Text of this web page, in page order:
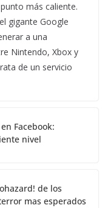
más caliente.
gigante Google
a una
Nintendo, Xbox y
de un servicio
Facebook:
nivel
de los
mas esperados